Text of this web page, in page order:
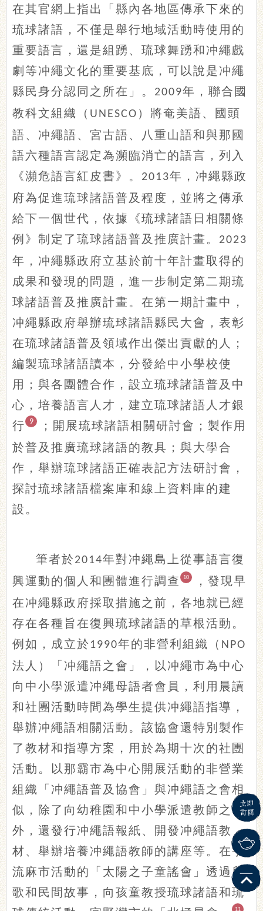
在其官網上指出「縣內各地區傳承下來的
琉球諸語，不僅是舉行地域活動時使用的
重要語言，還是組踴、琉球舞踴和冲繩戲
劇等冲繩文化的重要基底，可以說是冲繩
縣民身分認同之所在」。 2009年，聯合國
教科文組織（ UNESCO ）將奄美語、國頭
語、冲繩語、宮古語、八重山語和與那國
語六種語言認定為瀕臨消亡的語言，列入
《瀕危語言紅皮書》。 2013年，冲繩縣政
府為促進琉球諸語普及程度，並將之傳承
給下一個世代，依據《琉球諸語日相關條
例》制定了琉球諸語普及推廣計畫。 2023
年，冲繩縣政府立基於前十年計畫取得的
成果和發現的問題，進一步制定第二期琉
球諸語普及推廣計畫。在第一期計畫中，
冲繩縣政府舉辦琉球諸語縣民大會，表彰
在琉球諸語普及領域作出傑出貢獻的人；
編製琉球諸語讀本，分發給中小學校使
用；與各團體合作，設立琉球諸語普及中
心，培養語言人才，建立琉球諸語人才銀
行
9
；開展琉球諸語相關研討會；製作用
於普及推廣琉球諸語的教具；與大學合
作，舉辦琉球諸語正確表記方法研討會，
探討琉球諸語檔案庫和線上資料庫的建
設。
筆者於 2014年對冲繩島上從事語言復
興運動的個人和團體進行調查
10
，發現早
在冲繩縣政府採取措施之前，各地就已經
存在各種旨在復興琉球諸語的草根活動。
例如，成立於 1990年的非營利組織（ NPO
法人）「冲繩語之會」，以冲繩市為中心
向中小學派遣冲繩母語者會員，利用晨讀
和社團活動時間為學生提供冲繩語指導，
舉辦冲繩語相關活動。該協會還特別製作
了教材和指導方案，用於為期十次的社團
活動。以那霸市為中心開展活動的非營業
組織「冲繩語普及協會」與冲繩語之會相
似，除了向幼稚園和中小學派遣教師之
外，還發行冲繩語報紙、開發冲繩語教
材、舉辦培養冲繩語教師的講座等。在宇
流麻市活動的「太陽之子童謠會」透過兒
歌和民間故事，向孩童教授琉球諸語和琉
11